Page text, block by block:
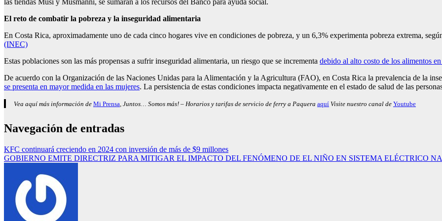
las tiendas Musi y Musmanni, se sumarán a los recursos del Banco para ayuda social.
El reto de combatir la pobreza y la inseguridad alimentaria
En Costa Rica, aproximadamente uno de cada cinco hogares vive en condiciones de pobreza, y un 6,3% experimenta pobreza extrema,
(INEC)
Estas poblaciones son las más propensas a sufrir inseguridad alimentaria, un riesgo que se incrementa debido al alto costo de los alimentos
De acuerdo con la Organización de las Naciones Unidas para la Alimentación y la Agricultura (FAO), en Costa Rica la prevalencia de la
se presenta en mayor medida en las mujeres. La persistencia de estas condiciones impacta negativamente en el estado de salud de las
Vea aquí más información de Mi Prensa, Juntos… Somos más! – Horarios y tarifas de servicio de ferry a Paquera aquí Visite nuestro canal de Youtube
Navegación de entradas
KFC continuará creciendo en 2024 con inversión de más de $9 millones
GOBIERNO EMITE DIRECTRIZ PARA MITIGAR EL IMPACTO DEL FENÓMENO DE EL NIÑO EN SISTEMA ELÉCTRICO